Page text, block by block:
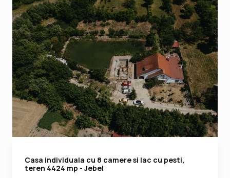
Casa individuala cu 8 camere si lac cu pesti,
teren 4424 mp - Jebel